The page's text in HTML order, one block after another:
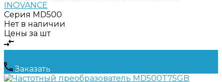
INOVANCE
Серия MD500
Нет в наличии
Цены за шт
Заказать